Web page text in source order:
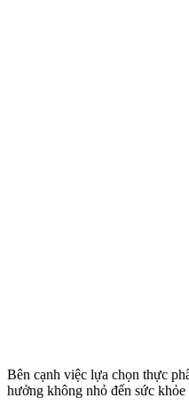
Bên cạnh việc lựa chọn thực
hưởng không nhỏ đến sức khỏe